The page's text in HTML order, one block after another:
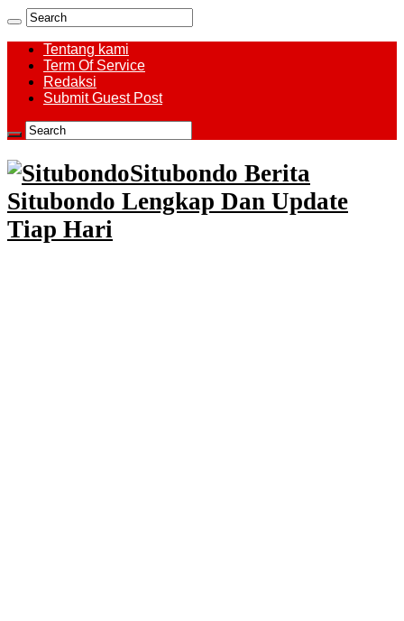
Tentang kami
Term Of Service
Redaksi
Submit Guest Post
Situbondo Berita
Situbondo Lengkap Dan Update
Tiap Hari